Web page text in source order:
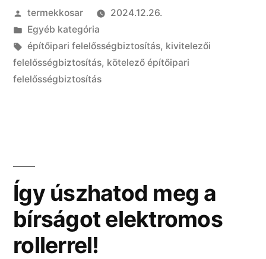
től:
kötelező
minden
kivitelezőnek”
Szerző:
termekkosar
2024.12.26.
Kategória:
Egyéb kategória
Címke:
építőipari felelősségbiztosítás, kivitelezői
felelősségbiztosítás, kötelező építőipari
felelősségbiztosítás
Így úszhatod meg a
bírságot elektromos
rollerrel!